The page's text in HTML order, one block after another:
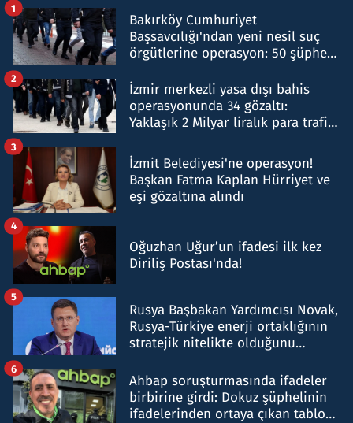
Bakırköy Cumhuriyet
Başsavcılığı'ndan yeni nesil suç
örgütlerine operasyon: 50 şüpheli
1
İzmir merkezli yasa dışı bahis
operasyonunda 34 gözaltı:
Yaklaşık 2 Milyar liralık para trafiği
2
İzmit Belediyesi'ne operasyon!
Başkan Fatma Kaplan Hürriyet ve
eşi gözaltına alındı
3
Oğuzhan Uğur’un ifadesi ilk kez
Diriliş Postası'nda!
4
Rusya Başbakan Yardımcısı Novak,
Rusya-Türkiye enerji ortaklığının
stratejik nitelikte olduğunu
5
Ahbap soruşturmasında ifadeler
birbirine girdi: Dokuz şüphelinin
ifadelerinden ortaya çıkan tablo
6